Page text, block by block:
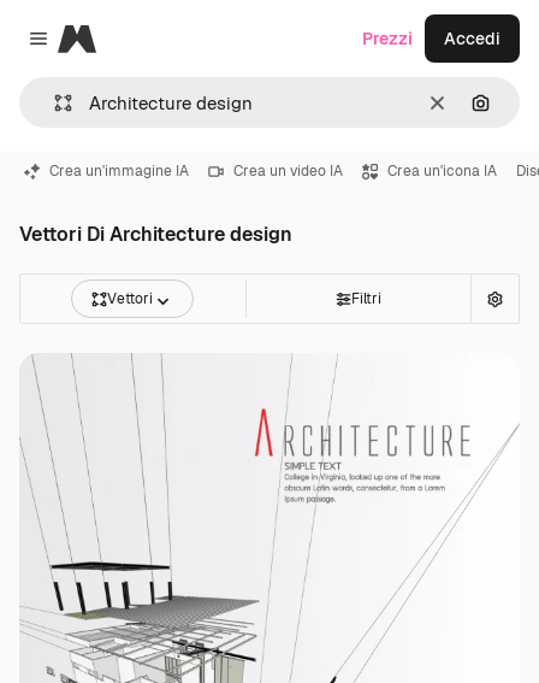
Close menu
Magnific
CancellaCerca
Prezzi Accedi
Crea un'immagine IA Crea un video IA Crea un'icona IA
Vettori Di Architecture design
Vettori Filtri